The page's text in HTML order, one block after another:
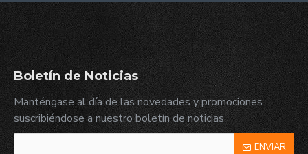
Boletín de Noticias
Manténgase al día de las novedades y promociones
suscribiéndose a nuestro boletín de noticias
ENVIAR